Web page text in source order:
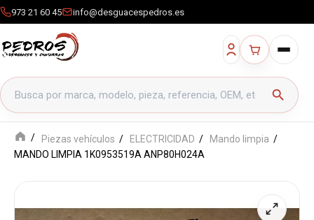
973 21 60 45 info@desguacespedros.es
Buscar productos
search
Piezas vehículos ELECTRICIDAD
Mando limpia
MANDO LIMPIA 1K0953519A ANP80H024A